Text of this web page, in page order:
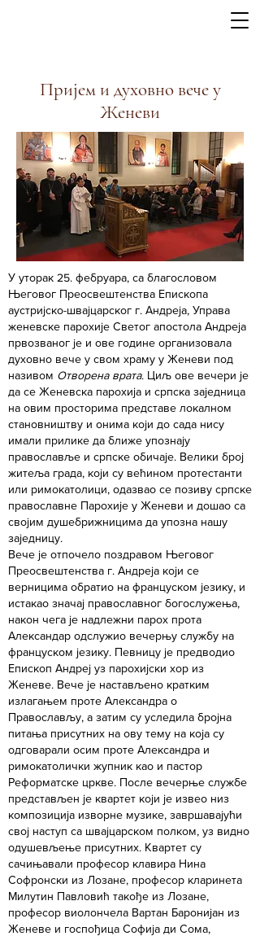
Пријем и духовно вече у
Женеви
У уторак 25. фебруара, са благословом
Његовог Преосвештенства Епископа
аустријско-швајцарског г. Андреја, Управа
женевске парохије Светог апостола Андреја
првозваног je и ове године организовала
духовно вече у свом храму у Женеви под
називом Отворена врата. Циљ ове вечери је
да се Женевска парохија и српска заједница
на овим просторима представе локалном
становништву и онима који до сада нису
имали прилике да ближе упознају
православље и српске обичаје. Велики број
житеља града, који су већином протестанти
или римокатолици, одазвао се позиву српске
православне Парохије у Женеви и дошао са
својим душебрижницима да упозна нашу
заједницу.
Вече је отпочело поздравом Његовог
Преосвештенства г. Андреја који се
верницима обратио на француском језику, и
истакао значај православног богослужења,
након чега је надлежни парох прота
Александар одслужио вечерњу службу на
француском језику. Певницу је предводио
Епископ Андреј уз парохијски хор из
Женеве. Вече је настављено кратким
излагањем проте Александра о
Православљу, а затим су уследила бројна
питања присутних на ову тему на која су
одговарали осим проте Александра и
римокатолички жупник као и пастор
Реформатске цркве. После вечерње службе
представљен је квартет који је извео низ
композиција изворне музике, завршавајући
свој наступ са швајцарском полком, уз видно
одушевљење присутних. Квартет су
сачињавали професор клавира Нина
Софронски из Лозане, професор кларинета
Милутин Павловић такође из Лозане,
професор виолончела Вартан Баронијан из
Женеве и госпођица Софија ди Сома,